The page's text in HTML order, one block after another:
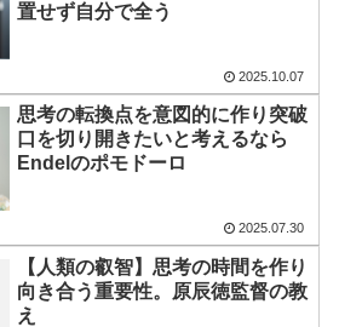
置せず自分で全う
2025.10.07
思考の転換点を意図的に作り突破
口を切り開きたいと考えるなら
Endelのポモドーロ
2025.07.30
【人類の叡智】思考の時間を作り
向き合う重要性。原辰徳監督の教
え